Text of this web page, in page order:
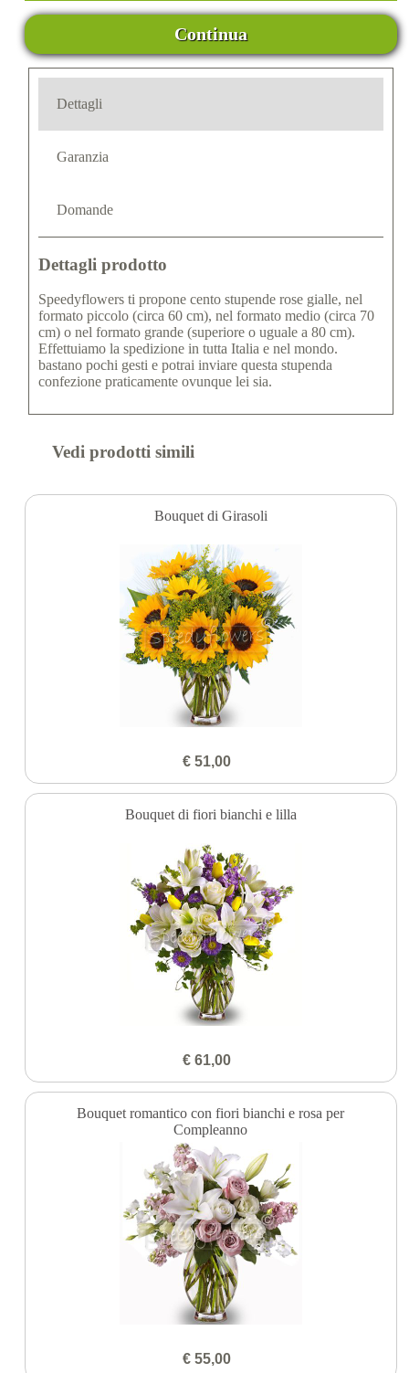
Continua
Dettagli
Garanzia
Domande
Dettagli prodotto
Speedyflowers ti propone cento stupende rose gialle, nel
formato piccolo (circa 60 cm), nel formato medio (circa 70
cm) o nel formato grande (superiore o uguale a 80 cm).
Effettuiamo la spedizione in tutta Italia e nel mondo.
bastano pochi gesti e potrai inviare questa stupenda
confezione praticamente ovunque lei sia.
Vedi prodotti simili
Bouquet di Girasoli
€ 51,00
Bouquet di fiori bianchi e lilla
€ 61,00
Bouquet romantico con fiori bianchi e rosa per
Compleanno
€ 55,00